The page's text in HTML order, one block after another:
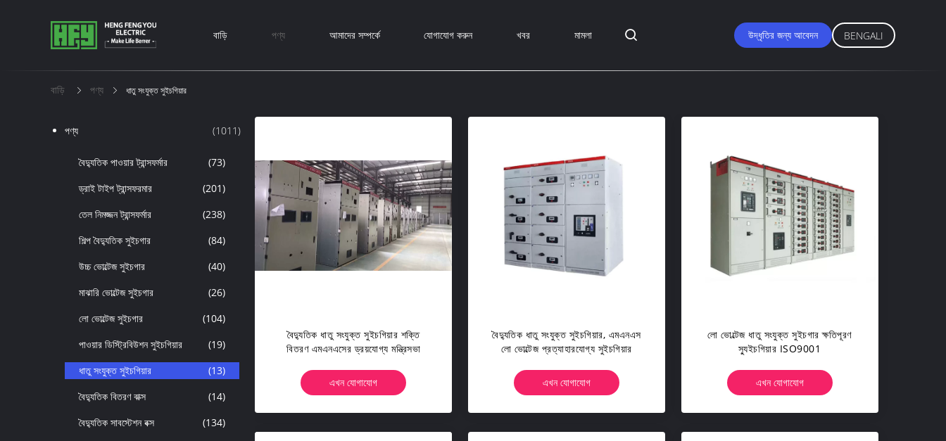
বাড়ি পণ্য আমাদের সম্পর্কে যোগাযোগ করুন খবর মামলা উদ্ধৃতির জন্য আবেদন BENGALI
বাড়ি পণ্য ধাতু সংযুক্ত সুইচগিয়ার
পণ্য (1011)
বৈদ্যুতিক পাওয়ার ট্রান্সফর্মার
(73)
ড্রাই টাইপ ট্রান্সফরমার
(201)
তেল নিমজ্জন ট্রান্সফর্মার
(238)
শিল্প বৈদ্যুতিক সুইচগার
(84)
উচ্চ ভোল্টেজ সুইচগার
(40)
মাঝারি ভোল্টেজ সুইচগার
(26)
লো ভোল্টেজ সুইচগার
(104)
পাওয়ার ডিস্ট্রিবিউশন সুইচগিয়ার
(19)
ধাতু সংযুক্ত সুইচগিয়ার
(13)
বৈদ্যুতিক বিতরণ বাক্স
(14)
বৈদ্যুতিক সাবস্টেশন বক্স
(134)
বৈদ্যুতিক ধাতু সংযুক্ত সুইচগিয়ার শক্তি
বিতরণ এমএনএসের ড্রয়যোগ্য মন্ত্রিসভা
এখন যোগাযোগ
বৈদ্যুতিক ধাতু সংযুক্ত সুইচগিয়ার, এমএনএস
লো ভোল্টেজ প্রত্যাহারযোগ্য সুইচগিয়ার
এখন যোগাযোগ
লো ভোল্টেজ ধাতু সংযুক্ত সুইচগার ক্ষতিপূরণ
স্যুইচগিয়ার ISO9001
এখন যোগাযোগ